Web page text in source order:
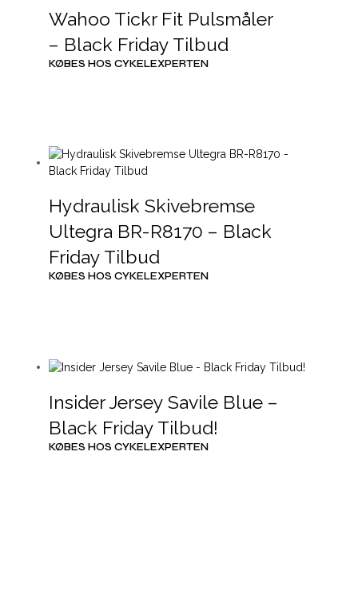
Wahoo Tickr Fit Pulsmåler
– Black Friday Tilbud
KØBES HOS CYKELEXPERTEN
Hydraulisk Skivebremse
Ultegra BR-R8170 – Black
Friday Tilbud
KØBES HOS CYKELEXPERTEN
Insider Jersey Savile Blue –
Black Friday Tilbud!
KØBES HOS CYKELEXPERTEN